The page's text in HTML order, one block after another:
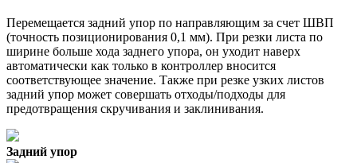
Перемещается задний упор по направляющим за счет ШВП
(точность позиционирования 0,1 мм). При резки листа по
ширине больше хода заднего упора, он уходит наверх
автоматически как только в контроллер вносится
соответствующее значение. Также при резке узких листов
задний упор может совершать отходы/подходы для
предотвращения скручивания и заклинивания.
Задний упор